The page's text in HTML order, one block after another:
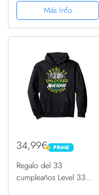
1988 Sudadera con
Capucha
Más Info
34,99€ PRIME
PRIME
Regalo del 33
cumpleaños Level 33